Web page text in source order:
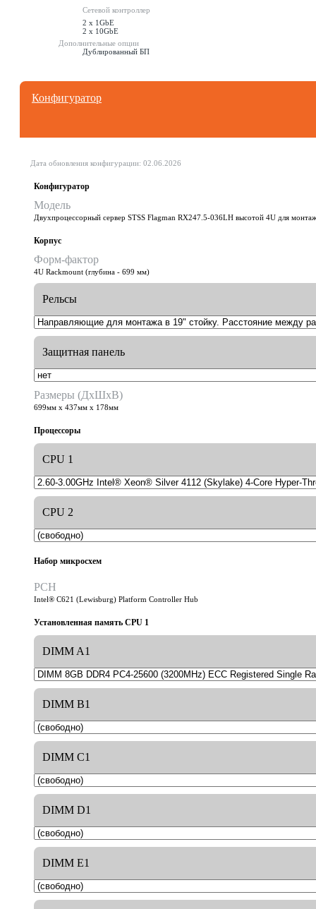
Конфигуратор
Дата обновления конфигурации: 02.06.2026
Конфигуратор
Модель
Двухпроцессорный сервер STSS Flagman RX247.5-036LH высотой 4U для
Корпус
Форм-фактор
4U Rackmount (глубина - 699 мм)
Рельсы
Защитная панель
Размеры (ДхШхВ)
699мм х 437мм х 178мм
Процессоры
CPU 1
CPU 2
Набор микросхем
PCH
Intel® C621 (Lewisburg) Platform Controller Hub
Установленная память CPU 1
DIMM A1
DIMM B1
DIMM C1
DIMM D1
DIMM E1
Сетевой контроллер
2 x 1GbE
2 x 10GbE
Дополнительные опции
Дублированный БП